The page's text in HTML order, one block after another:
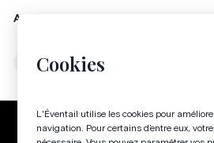
Cookies
L'Éventail utilise les cookies pour
navigation. Pour certains d’entre eux,
Annonceurs
Instagram
Politique de confidentialité